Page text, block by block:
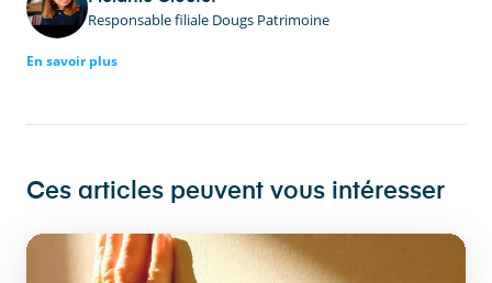
Responsable filiale Dougs Patrimoine
En savoir plus
Ces articles peuvent vous intéresser